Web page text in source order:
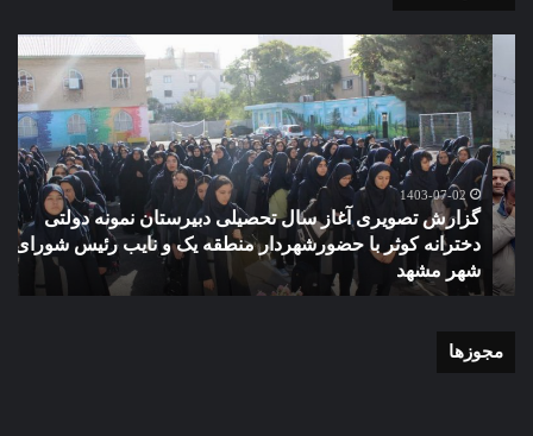
گزارش
تصویری
سال
تحصیلی
دبیرستان
نمونه
دولتی
دخترانه
1403-07-02
گزارش تصویری آغاز سال تحصیلی دبیرستان نمونه دولتی
دخترانه کوثر با حضورشهردار منطقه یک و نایب رئیس شورای
شهر مشهد
مجوزها